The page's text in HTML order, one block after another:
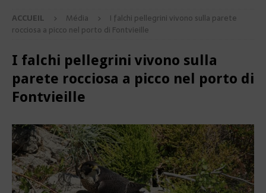
ACCUEIL Média
I falchi pellegrini vivono sulla parete
rocciosa a picco nel porto di Fontvieille
I falchi pellegrini vivono sulla
parete rocciosa a picco nel porto di
Fontvieille